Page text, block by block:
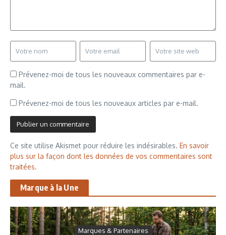
Prévenez-moi de tous les nouveaux commentaires par e-
mail.
Prévenez-moi de tous les nouveaux articles par e-mail.
Ce site utilise Akismet pour réduire les indésirables. En savoir
plus sur la façon dont les données de vos commentaires sont
traitées.
Marque à la Une
Marques & Partenaires